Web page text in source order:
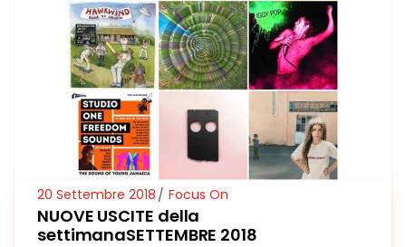
20 Settembre 2018 Focus On
NUOVE USCITE della
settimanaSETTEMBRE 2018